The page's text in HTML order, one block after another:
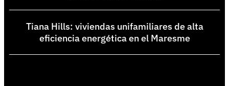
Tiana Hills: viviendas unifamiliares de alta
eficiencia energética en el Maresme